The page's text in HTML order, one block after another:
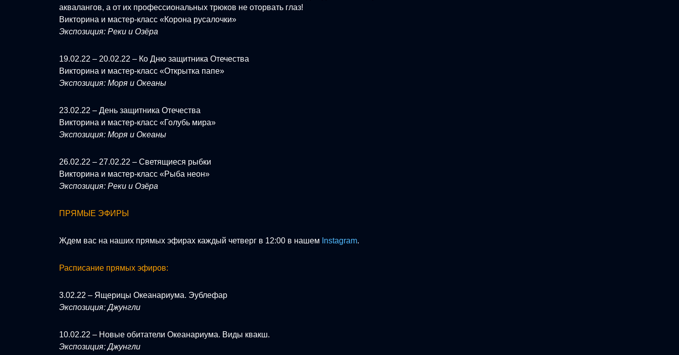
аквалангов, а от их профессиональных трюков не оторвать глаз!
Викторина и мастер-класс «Корона русалочки»
Экспозиция: Реки и Озёра
19.02.22 – 20.02.22 – Ко Дню защитника Отечества
Викторина и мастер-класс «Открытка папе»
Экспозиция: Моря и Океаны
23.02.22 – День защитника Отечества
Викторина и мастер-класс «Голубь мира»
Экспозиция: Моря и Океаны
26.02.22 – 27.02.22 – Светящиеся рыбки
Викторина и мастер-класс «Рыба неон»
Экспозиция: Реки и Озёра
ПРЯМЫЕ ЭФИРЫ
Ждем вас на наших прямых эфирах каждый четверг в 12:00 в нашем Instagram.
Расписание прямых эфиров:
3.02.22 – Ящерицы Океанариума. Эублефар
Экспозиция: Джунгли
10.02.22 – Новые обитатели Океанариума. Виды квакш.
Экспозиция: Джунгли